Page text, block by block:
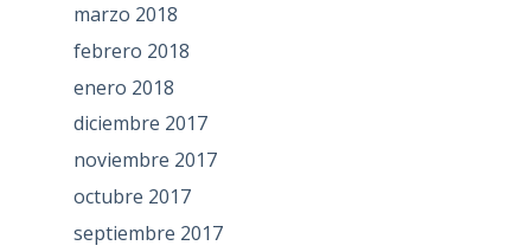
marzo 2018
febrero 2018
enero 2018
diciembre 2017
noviembre 2017
octubre 2017
septiembre 2017